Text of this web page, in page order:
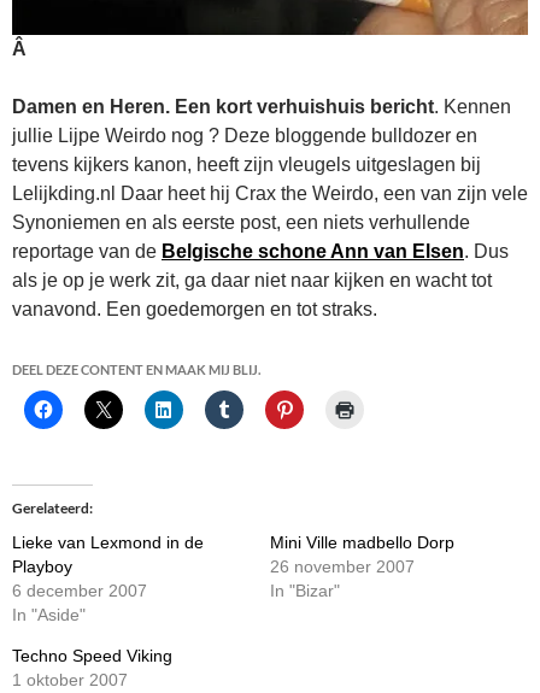
Â
Damen en Heren. Een kort verhuishuis bericht. Kennen
jullie Lijpe Weirdo nog ? Deze bloggende bulldozer en
tevens kijkers kanon, heeft zijn vleugels uitgeslagen bij
Lelijkding.nl Daar heet hij Crax the Weirdo, een van zijn vele
Synoniemen en als eerste post, een niets verhullende
reportage van de Belgische schone Ann van Elsen. Dus
als je op je werk zit, ga daar niet naar kijken en wacht tot
vanavond. Een goedemorgen en tot straks.
DEEL DEZE CONTENT EN MAAK MIJ BLIJ.
Gerelateerd
Lieke van Lexmond in de
Playboy
6 december 2007
In "Aside"
Mini Ville madbello Dorp
26 november 2007
In "Bizar"
Techno Speed Viking
1 oktober 2007